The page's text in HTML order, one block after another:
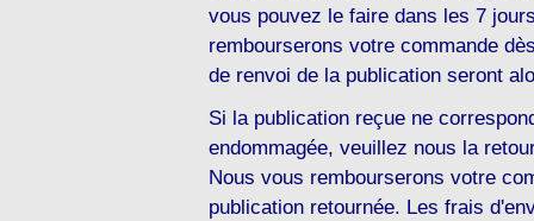
vous pouvez le faire dans les 7
rembourserons votre commande
de renvoi de la publication seront
Si la publication reçue ne
endommagée, veuillez nous la
Nous vous rembourserons votre
publication retournée. Les frais